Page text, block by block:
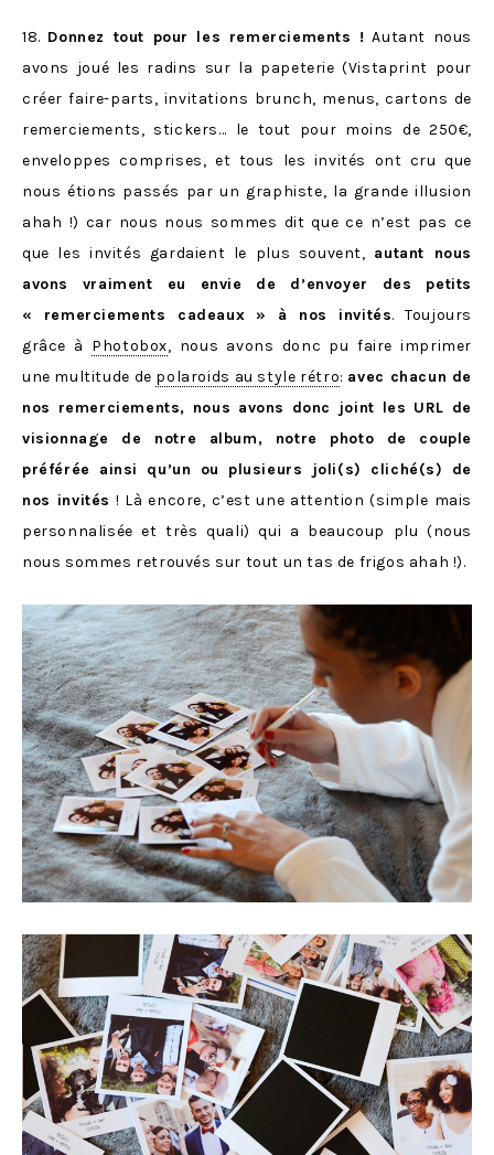
18. Donnez tout pour les remerciements ! Autant nous
avons joué les radins sur la papeterie (Vistaprint pour
créer faire-parts, invitations brunch, menus, cartons de
remerciements, stickers… le tout pour moins de 250€,
enveloppes comprises, et tous les invités ont cru que
nous étions passés par un graphiste, la grande illusion
ahah !) car nous nous sommes dit que ce n’est pas ce
que les invités gardaient le plus souvent, autant nous
avons vraiment eu envie de d’envoyer des petits
« remerciements cadeaux » à nos invités. Toujours
grâce à Photobox, nous avons donc pu faire imprimer
une multitude de polaroids au style rétro: avec chacun de
nos remerciements, nous avons donc joint les URL de
visionnage de notre album, notre photo de couple
préférée ainsi qu’un ou plusieurs joli(s) cliché(s) de
nos invités ! Là encore, c’est une attention (simple mais
personnalisée et très quali) qui a beaucoup plu (nous
nous sommes retrouvés sur tout un tas de frigos ahah !).